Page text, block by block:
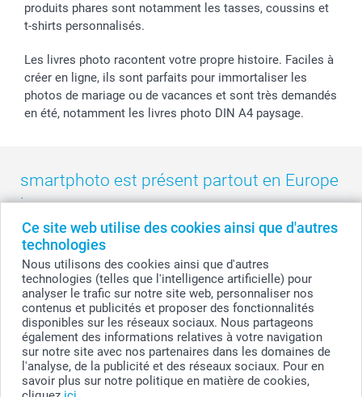
Ce site web utilise des cookies ainsi que d'autres
technologies
Nous utilisons des cookies ainsi que d'autres
technologies (telles que l'intelligence artificielle) pour
analyser le trafic sur notre site web, personnaliser nos
contenus et publicités et proposer des fonctionnalités
disponibles sur les réseaux sociaux. Nous partageons
également des informations relatives à votre navigation
sur notre site avec nos partenaires dans les domaines de
l'analyse, de la publicité et des réseaux sociaux. Pour en
savoir plus sur notre politique en matière de cookies,
smartgarantie
smartbonus
produits phares sont notamment les tasses, coussins et
t-shirts personnalisés.
Les livres photo racontent votre propre histoire. Faciles à
créer en ligne, ils sont parfaits pour immortaliser les
photos de mariage ou de vacances et sont très demandés
en été, notamment les livres photo DIN A4 paysage.
smartphoto est présent partout en Europe
:
België - Belgique - Danmark - Deutschland - France - Ireland
- Nederland - Norge
Switzerland - Suomi - Sverige - United Kingdom
Other Countries
Tous les prix sont en francs suisses (CHF), TVA incluse et hors frais de port.